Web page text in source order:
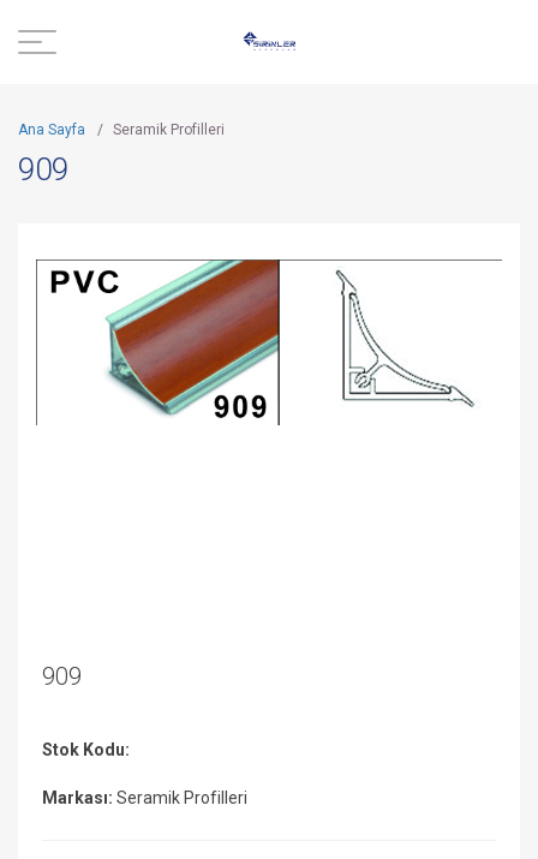
Ana Sayfa / Seramik Profilleri
909
909
Stok Kodu:
Markası: Seramik Profilleri